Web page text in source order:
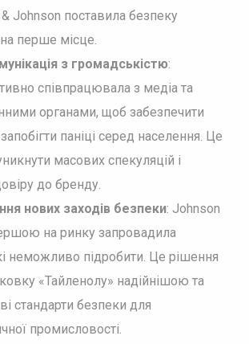
Johnson поставила безпеку
перше місце.
з громадськістю:
співпрацювала з медіа та
органами, щоб забезпечити
запобігти паніці серед населення. Це
масових спекуляцій і
до бренду.
нових заходів безпеки: Johnson
на ринку запровадила
неможливо підробити. Це рішення
«Тайленолу» надійнішою та
стандарти безпеки для
промисловості.